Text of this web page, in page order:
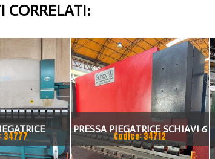
CORRELATI:
80X4175
34777
PRESSA PIEGATRICE SCHIAVI 6
ASSI 3000 X 100 TON
Codice: 34712